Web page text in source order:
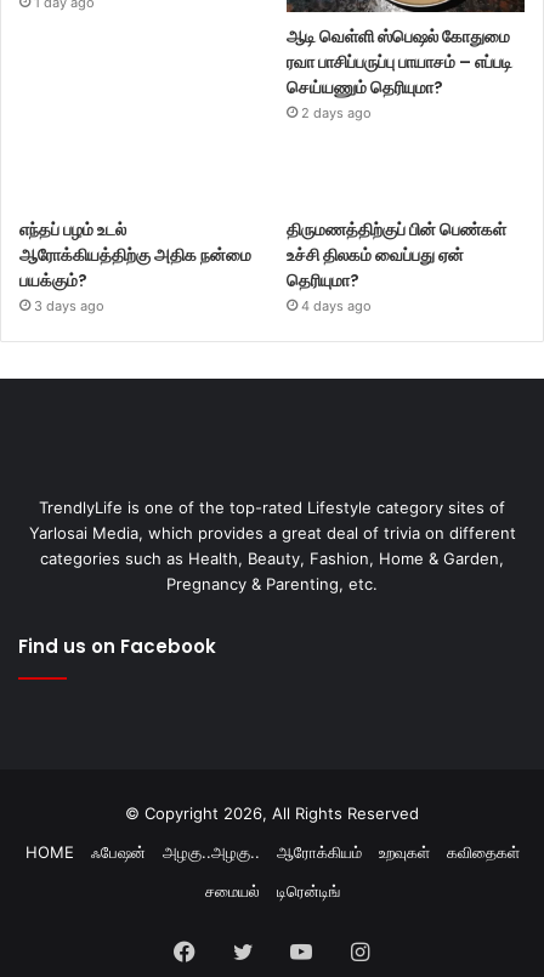
ஆடி வெள்ளி ஸ்பெஷல் கோதுமை
ரவா பாசிப்பருப்பு பாயாசம் – எப்படி
செய்யணும் தெரியுமா?
2 days ago
எந்தப் பழம் உடல்
ஆரோக்கியத்திற்கு அதிக நன்மை
பயக்கும்?
3 days ago
திருமணத்திற்குப் பின் பெண்கள்
உச்சி திலகம் வைப்பது ஏன்
தெரியுமா?
4 days ago
TrendlyLife is one of the top-rated Lifestyle category sites of
Yarlosai Media, which provides a great deal of trivia on different
categories such as Health, Beauty, Fashion, Home & Garden,
Pregnancy & Parenting, etc.
Find us on Facebook
© Copyright 2026, All Rights Reserved
HOME
ஃபேஷன் அழகு..அழகு.. ஆரோக்கியம் உறவுகள்
கவிதைகள்
சமையல்
டிரென்டிங்
Facebook
TwitterYouTubeInstagram